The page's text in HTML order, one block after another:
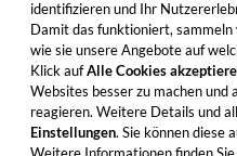
identifizieren und Ihr
Damit das funktioniert,
wie sie unsere Angebote auf
Klick aufAlle Cookies
Websites besser zu machen und
reagieren. Weitere Details und
Einstellungen. Sie können diese